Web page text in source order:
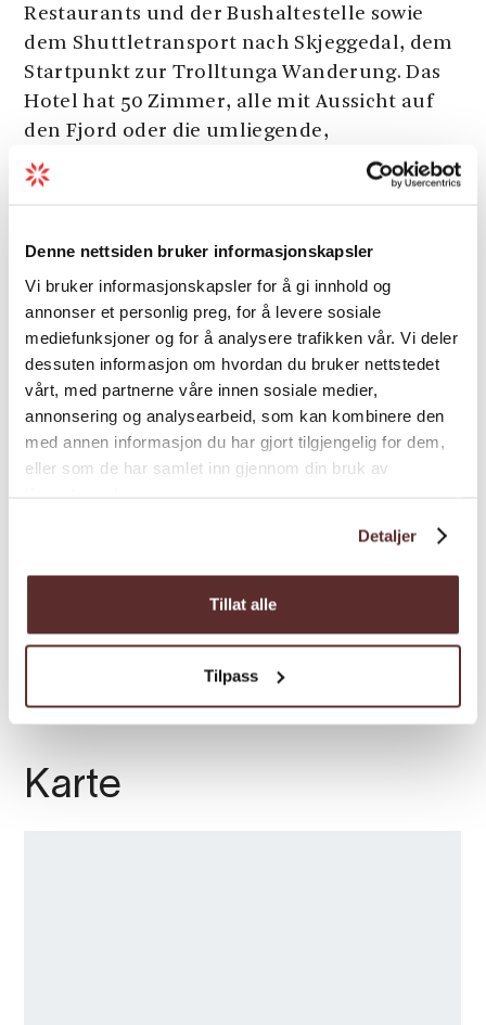
Denne nettsiden bruker informasjonskapsler
Vi bruker informasjonskapsler for å gi innhold og
annonser et personlig preg, for å levere sosiale
mediefunksjoner og for å analysere trafikken vår. Vi deler
dessuten informasjon om hvordan du bruker nettstedet
vårt, med partnerne våre innen sosiale medier,
annonsering og analysearbeid, som kan kombinere den
med annen informasjon du har gjort tilgjengelig for dem,
eller som de har samlet inn gjennom din bruk av
Detaljer
Tillat alle
Tilpass
Restaurants und der Bushaltestelle sowie
dem Shuttletransport nach Skjeggedal, dem
Startpunkt zur Trolltunga Wanderung. Das
Hotel hat 50 Zimmer, alle mit Aussicht auf
den Fjord oder die umliegende,
beeindruckende Berglandschaft.
Frühstücksrestaurant und gratis Parkplatz
Allgemeine Einrichtungen
Konferenzausstattung
Restaurantbetrieb
Karte